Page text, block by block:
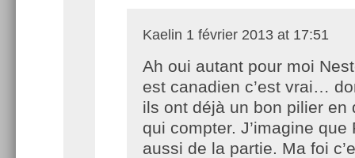
Kaelin 1 février 2013 at 17:51
Ah oui autant pour moi
est canadien c’est vrai…
ils ont déjà un bon pilier en
qui compter. J’imagine que
aussi de la partie. Ma foi